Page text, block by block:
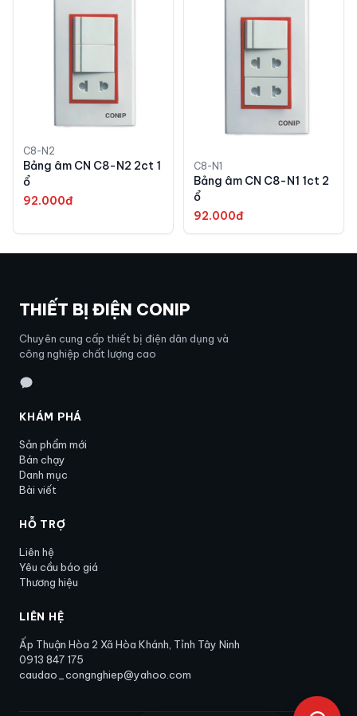
C8-N2
Bảng âm CN C8-N2 2ct 1
ổ
92.000đ
C8-N1
Bảng âm CN C8-N1 1ct 2
ổ
92.000đ
THIẾT BỊ ĐIỆN CONIP
Chuyên cung cấp thiết bị điện dân dụng và
công nghiệp chất lượng cao
KHÁM PHÁ
Sản phẩm mới
Bán chạy
Danh mục
Bài viết
HỖ TRỢ
Liên hệ
Yêu cầu báo giá
Thương hiệu
LIÊN HỆ
Ấp Thuận Hòa 2 Xã Hòa Khánh, Tỉnh Tây Ninh
0913 847 175
caudao_congnghiep@yahoo.com